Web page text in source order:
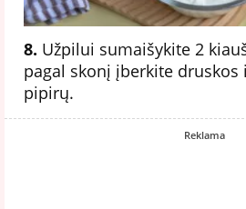
8. Užpilui sumaišykite 2
pagal skonį įberkite
pipirų.
Reklama